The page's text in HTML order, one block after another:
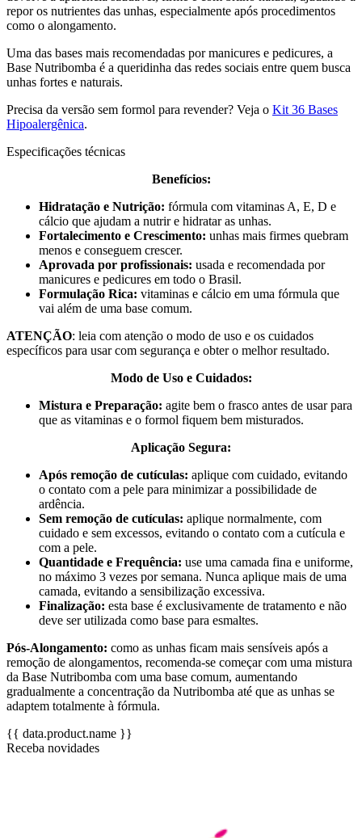
repor os nutrientes das unhas, especialmente após procedimentos
como o alongamento.
Uma das bases mais recomendadas por manicures e pedicures, a
Base Nutribomba é a queridinha das redes sociais entre quem busca
unhas fortes e naturais.
Precisa da versão sem formol para revender? Veja o Kit 36 Bases
Hipoalergênica.
Especificações técnicas
Benefícios:
Hidratação e Nutrição: fórmula com vitaminas A, E, D e
cálcio que ajudam a nutrir e hidratar as unhas.
Fortalecimento e Crescimento: unhas mais firmes quebram
menos e conseguem crescer.
Aprovada por profissionais: usada e recomendada por
manicures e pedicures em todo o Brasil.
Formulação Rica: vitaminas e cálcio em uma fórmula que
vai além de uma base comum.
ATENÇÃO: leia com atenção o modo de uso e os cuidados
específicos para usar com segurança e obter o melhor resultado.
Modo de Uso e Cuidados:
Mistura e Preparação: agite bem o frasco antes de usar para
que as vitaminas e o formol fiquem bem misturados.
Aplicação Segura:
Após remoção de cutículas: aplique com cuidado, evitando
o contato com a pele para minimizar a possibilidade de
ardência.
Sem remoção de cutículas: aplique normalmente, com
cuidado e sem excessos, evitando o contato com a cutícula e
com a pele.
Quantidade e Frequência: use uma camada fina e uniforme,
no máximo 3 vezes por semana. Nunca aplique mais de uma
camada, evitando a sensibilização excessiva.
Finalização: esta base é exclusivamente de tratamento e não
deve ser utilizada como base para esmaltes.
Pós-Alongamento: como as unhas ficam mais sensíveis após a
remoção de alongamentos, recomenda-se começar com uma mistura
da Base Nutribomba com uma base comum, aumentando
gradualmente a concentração da Nutribomba até que as unhas se
adaptem totalmente à fórmula.
{{ data.product.name }}
Receba novidades